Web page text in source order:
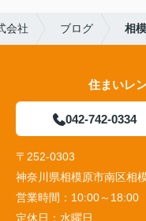
会社 ブログ 相
住まいレ
042-742-0334
〒252-0303
神奈川県相模原市南区相
営業時間： 10:00～18:00
定休日： 水曜日